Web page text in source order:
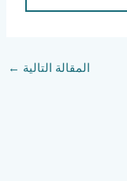
المقالة التالية ←